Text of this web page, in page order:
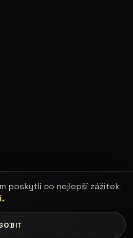
poskytli co nejlepší zážitek